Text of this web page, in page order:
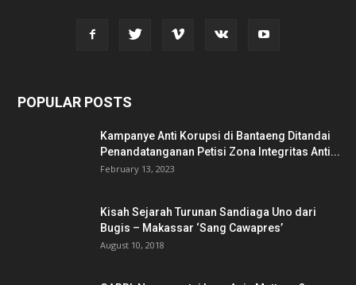
POPULAR POSTS
Kampanye Anti Korupsi di Bantaeng Ditandai
Penandatanganan Petisi Zona Integritas Anti...
February 13, 2023
Kisah Sejarah Turunan Sandiaga Uno dari
Bugis – Makassar ‘Sang Cawapres’
August 10, 2018